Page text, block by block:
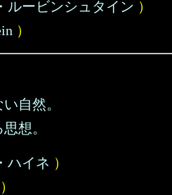
ルービンシュタイン ）
）
自然。
想。
ハイネ ）
）